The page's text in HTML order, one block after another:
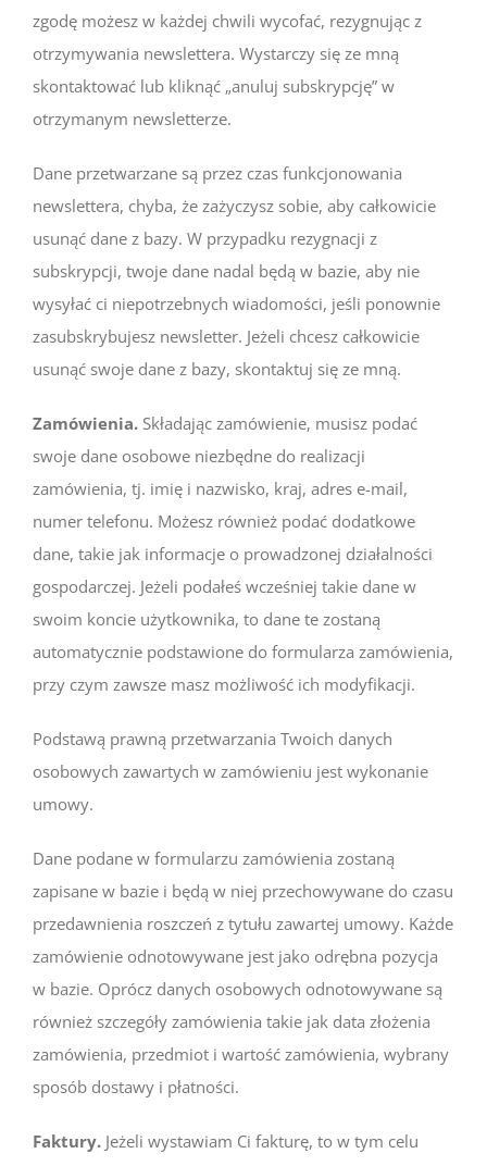
zgodę możesz w każdej chwili wycofać, rezygnując z
otrzymywania newslettera. Wystarczy się ze mną
skontaktować lub kliknąć „anuluj subskrypcję” w
otrzymanym newsletterze.
Dane przetwarzane są przez czas funkcjonowania
newslettera, chyba, że zażyczysz sobie, aby całkowicie
usunąć dane z bazy. W przypadku rezygnacji z
subskrypcji, twoje dane nadal będą w bazie, aby nie
wysyłać ci niepotrzebnych wiadomości, jeśli ponownie
zasubskrybujesz newsletter. Jeżeli chcesz całkowicie
usunąć swoje dane z bazy, skontaktuj się ze mną.
Zamówienia. Składając zamówienie, musisz podać
swoje dane osobowe niezbędne do realizacji
zamówienia, tj. imię i nazwisko, kraj, adres e-mail,
numer telefonu. Możesz również podać dodatkowe
dane, takie jak informacje o prowadzonej działalności
gospodarczej. Jeżeli podałeś wcześniej takie dane w
swoim koncie użytkownika, to dane te zostaną
automatycznie podstawione do formularza zamówienia,
przy czym zawsze masz możliwość ich modyfikacji.
Podstawą prawną przetwarzania Twoich danych
osobowych zawartych w zamówieniu jest wykonanie
umowy.
Dane podane w formularzu zamówienia zostaną
zapisane w bazie i będą w niej przechowywane do czasu
przedawnienia roszczeń z tytułu zawartej umowy. Każde
zamówienie odnotowywane jest jako odrębna pozycja
w bazie. Oprócz danych osobowych odnotowywane są
również szczegóły zamówienia takie jak data złożenia
zamówienia, przedmiot i wartość zamówienia, wybrany
sposób dostawy i płatności.
Faktury. Jeżeli wystawiam Ci fakturę, to w tym celu